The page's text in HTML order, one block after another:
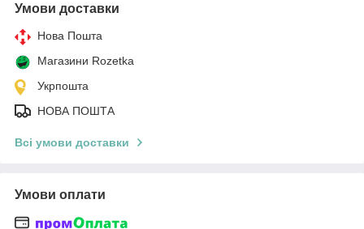
Умови доставки
Нова Пошта
Магазини Rozetka
Укрпошта
НОВА ПОШТА
Всі умови доставки
Умови оплати